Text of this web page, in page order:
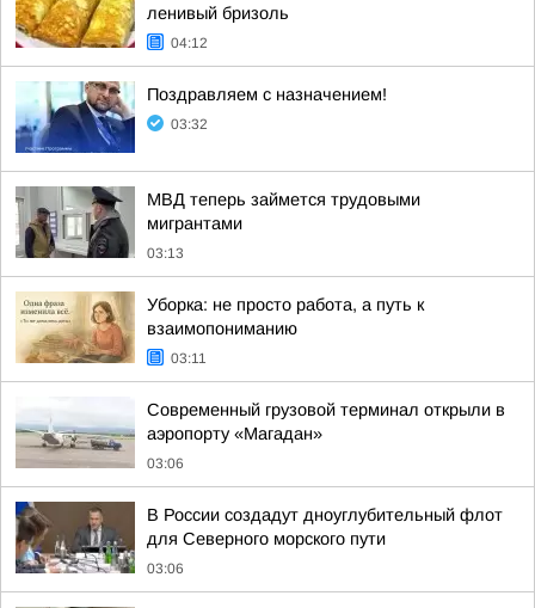
ленивый бризоль
04:12
Поздравляем с назначением!
03:32
МВД теперь займется трудовыми
мигрантами
03:13
Уборка: не просто работа, а путь к
взаимопониманию
03:11
Современный грузовой терминал открыли в
аэропорту «Магадан»
03:06
В России создадут дноуглубительный флот
для Северного морского пути
03:06